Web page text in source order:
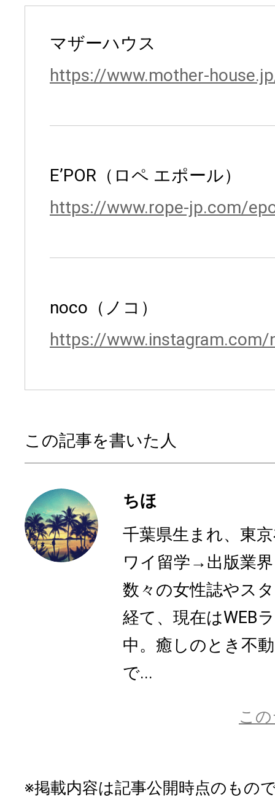
マザーハウス
https://www.mother-
E’POR（ロペ エポール）
https://www.rope-jp.com/
noco（ノコ）
https://
この記事を書いた人
ちほ
千葉県生まれ、東
ワイ留学→出版業
数々の女性誌やス
経て、現在はWEB
中。癒しのとき不
で...
こ
※掲載内容は記事公開時点のもの